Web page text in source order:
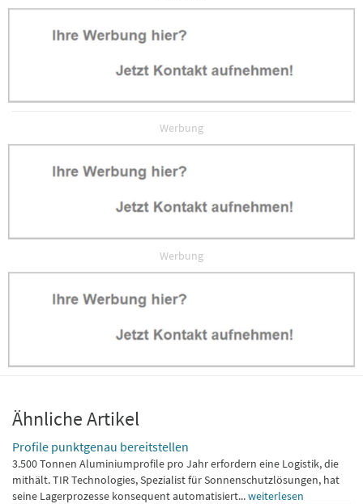
Werbung
Werbung
Ähnliche Artikel
Profile punktgenau bereitstellen
3.500 Tonnen Aluminiumprofile pro Jahr erfordern eine Logistik, die
mithält. TIR Technologies, Spezialist für Sonnenschutzlösungen, hat
seine Lagerprozesse konsequent automatisiert...weiterlesen